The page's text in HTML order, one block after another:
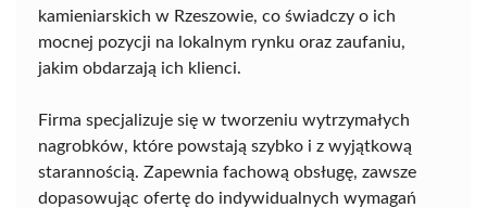
kamieniarskich w Rzeszowie, co świadczy o ich
mocnej pozycji na lokalnym rynku oraz zaufaniu,
jakim obdarzają ich klienci.
Firma specjalizuje się w tworzeniu wytrzymałych
nagrobków, które powstają szybko i z wyjątkową
starannością. Zapewnia fachową obsługę, zawsze
dopasowując ofertę do indywidualnych wymagań